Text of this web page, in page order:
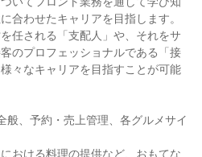
合わせたキャリアを目指します。
任される「支配人」や、それをサ
のプロフェッショナルである「接
々なキャリアを目指すことが可能
般、予約・売上管理、各グルメサイ
おける料理の提供など、おもてな